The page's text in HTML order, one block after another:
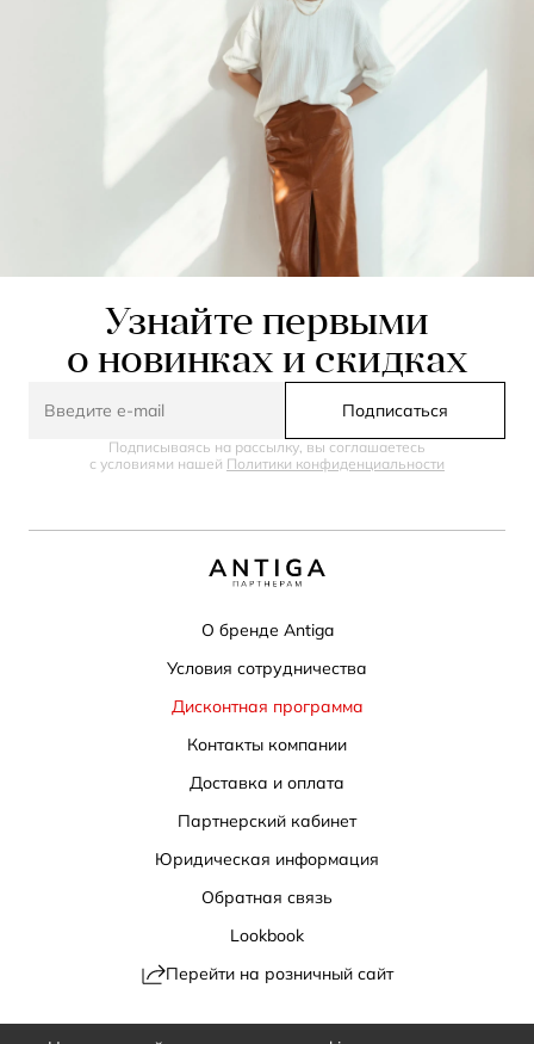
Узнайте первыми
о новинках и скидках
Подписаться
Подписываясь на рассылку, вы соглашаетесь
с условиями нашей Политики конфиденциальности
О бренде Antiga
Условия сотрудничества
Дисконтная программа
Контакты компании
Доставка и оплата
Партнерский кабинет
Юридическая информация
Обратная связь
Lookbook
Перейти на розничный сайт
Политика конфиденциальности